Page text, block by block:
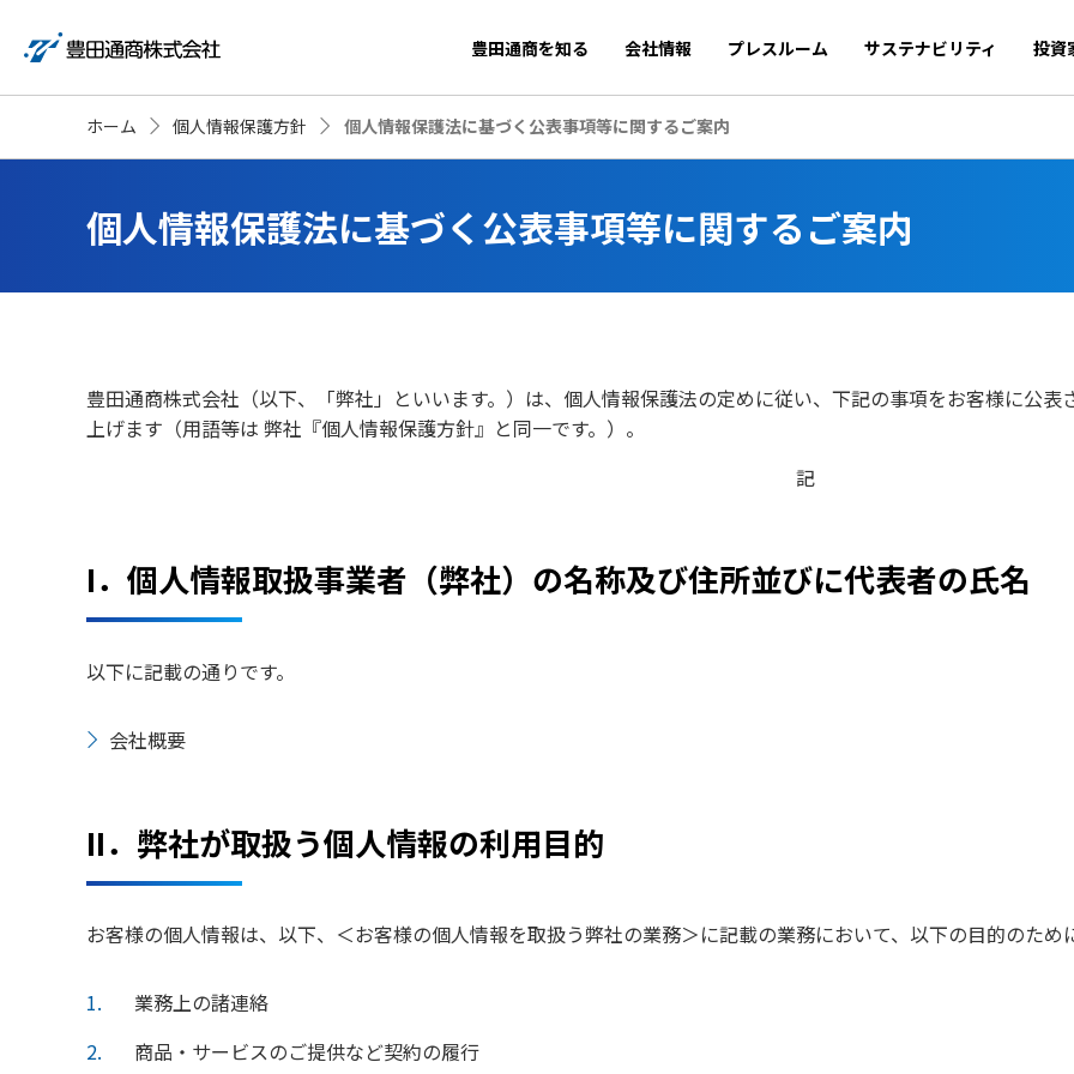
豊田通商を知る 会社情報 プレスルーム サステナビリティ 投資
ホーム 個人情報保護方針 個人情報保護法に基づく公表事項等に関するご案内
個人情報保護法に基づく公表事項等に関するご案内
豊田通商株式会社（以下、「弊社」といいます。）は、個人情報保護法の定めに従い、下記の事項をお客様に公
上げます（用語等は 弊社『個人情報保護方針』と同一です。）。
記
I．個人情報取扱事業者（弊社）の名称及び住所並びに代表者の氏名
以下に記載の通りです。
会社概要
II．弊社が取扱う個人情報の利用目的
お客様の個人情報は、以下、＜お客様の個人情報を取扱う弊社の業務＞に記載の業務において、以下の目的のため
1
業務上の諸連絡
2
商品・サービスのご提供など契約の履行